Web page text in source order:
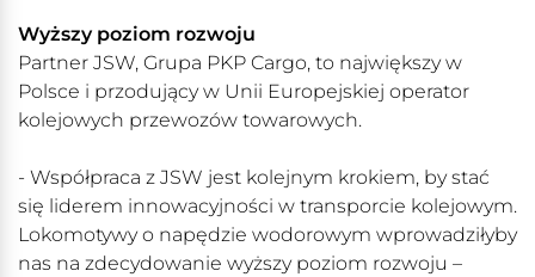
Wyższy poziom rozwoju
Partner JSW, Grupa PKP Cargo, to największy w
Polsce i przodujący w Unii Europejskiej operator
kolejowych przewozów towarowych.
- Współpraca z JSW jest kolejnym krokiem, by stać
się liderem innowacyjności w transporcie kolejowym.
Lokomotywy o napędzie wodorowym wprowadziłyby
nas na zdecydowanie wyższy poziom rozwoju –